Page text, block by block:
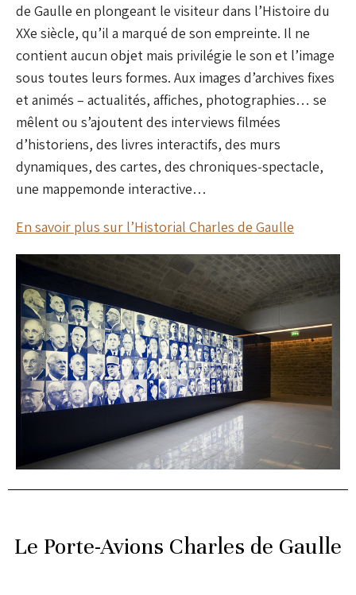
de Gaulle en plongeant le visiteur dans l’Histoire du
XXe siècle, qu’il a marqué de son empreinte. Il ne
contient aucun objet mais privilégie le son et l’image
sous toutes leurs formes. Aux images d’archives fixes
et animés – actualités, affiches, photographies… se
mêlent ou s’ajoutent des interviews filmées
d’historiens, des livres interactifs, des murs
dynamiques, des cartes, des chroniques-spectacle,
une mappemonde interactive…
En savoir plus sur l’Historial Charles de Gaulle
Le Porte-Avions Charles de Gaulle